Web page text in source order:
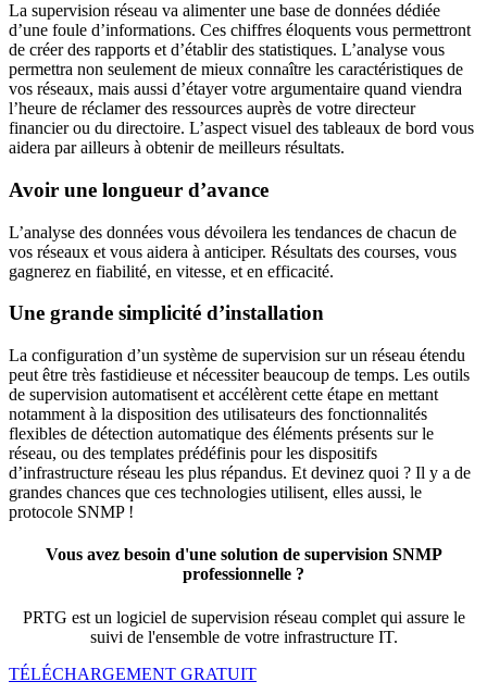
La supervision réseau va alimenter une base de données dédiée
d’une foule d’informations. Ces chiffres éloquents vous permettront
de créer des rapports et d’établir des statistiques. L’analyse vous
permettra non seulement de mieux connaître les caractéristiques de
vos réseaux, mais aussi d’étayer votre argumentaire quand viendra
l’heure de réclamer des ressources auprès de votre directeur
financier ou du directoire. L’aspect visuel des tableaux de bord vous
aidera par ailleurs à obtenir de meilleurs résultats.
Avoir une longueur d’avance
L’analyse des données vous dévoilera les tendances de chacun de
vos réseaux et vous aidera à anticiper. Résultats des courses, vous
gagnerez en fiabilité, en vitesse, et en efficacité.
Une grande simplicité d’installation
La configuration d’un système de supervision sur un réseau étendu
peut être très fastidieuse et nécessiter beaucoup de temps. Les outils
de supervision automatisent et accélèrent cette étape en mettant
notamment à la disposition des utilisateurs des fonctionnalités
flexibles de détection automatique des éléments présents sur le
réseau, ou des templates prédéfinis pour les dispositifs
d’infrastructure réseau les plus répandus. Et devinez quoi ? Il y a de
grandes chances que ces technologies utilisent, elles aussi, le
protocole SNMP !
Vous avez besoin d'une solution de supervision SNMP
professionnelle ?
PRTG est un logiciel de supervision réseau complet qui assure le
suivi de l'ensemble de votre infrastructure IT.
TÉLÉCHARGEMENT GRATUIT